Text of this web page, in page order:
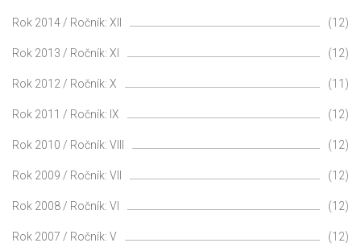
Rok 2014 / Ročník: XII (12)
Rok 2013 / Ročník: XI (12)
Rok 2012 / Ročník: X (11)
Rok 2011 / Ročník: IX (12)
Rok 2010 / Ročník: VIII (12)
Rok 2009 / Ročník: VII (12)
Rok 2008 / Ročník: VI (12)
Rok 2007 / Ročník: V (12)